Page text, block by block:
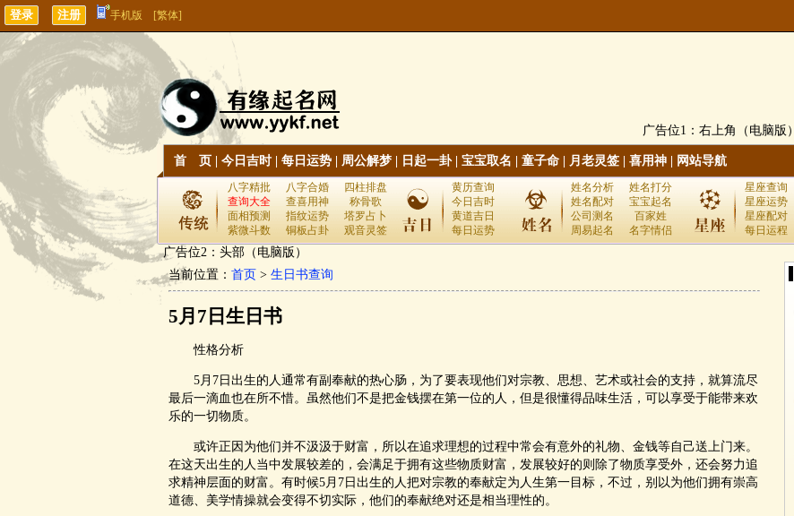
手机版 [繁体]
广告位1：右上角（电脑版）
首 页 今日吉时| 每日运势 周公解梦 日起一卦| 宝宝取名 童子命 月老灵签 喜用神 网站导航
八字精批 八字合婚
四柱排盘
查询大全
查喜用神
称骨歌
面相预测
指纹运势
塔罗占卜
紫微斗数
铜板占卦 观音灵签
黄历查询
今日吉时
黄道吉日
每日运势
姓名分析
姓名打分
姓名配对
宝宝起名
公司测名
百家姓
周易起名
名字情侣
星座查询
星座运势
星座配对
每日运程
广告位2：头部（电脑版）
当前位置： 首页 > 生日书查询
5月7日生日书
性格分析
5月7日出生的人通常有副奉献的热心肠，为了要表现他们对宗教、思想、艺术或社会的支持，就算流尽
最后一滴血也在所不惜。虽然他们不是把金钱摆在第一位的人，但是很懂得品味生活，可以享受于能带来欢
乐的一切物质。
或许正因为他们并不汲汲于财富，所以在追求理想的过程中常会有意外的礼物、金钱等自己送上门来。
在这天出生的人当中发展较差的，会满足于拥有这些物质财富，发展较好的则除了物质享受外，还会努力追
求精神层面的财富。有时候5月7日出生的人把对宗教的奉献定为人生第一目标，不过，别以为他们拥有崇高
道德、美学情操就会变得不切实际，他们的奉献绝对还是相当理性的。